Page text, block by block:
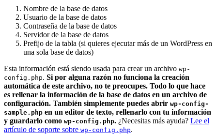
Nombre de la base de datos
Usuario de la base de datos
Contraseña de la base de datos
Servidor de la base de datos
Prefijo de la tabla (si quieres ejecutar más de un WordPress en
una sola base de datos)
Esta información está siendo usada para crear un archivo wp-
config.php. Si por alguna razón no funciona la creación
automática de este archivo, no te preocupes. Todo lo que hace
es rellenar la información de la base de datos en un archivo de
configuración. También simplemente puedes abrir wp-config-
sample.php en un editor de texto, rellenarlo con tu información
y guardarlo como wp-config.php. ¿Necesitas más ayuda? Lee el
artículo de soporte sobre wp-config.php.